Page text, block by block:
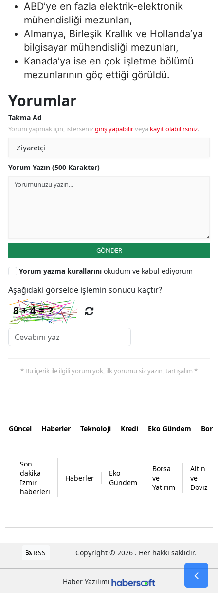
ABD’ye en fazla elektrik-elektronik
mühendisliği mezunları,
Almanya, Birleşik Krallık ve Hollanda’ya
bilgisayar mühendisliği mezunları,
Kanada’ya ise en çok işletme bölümü
mezunlarının göç ettiği görüldü.
Yorumlar
Takma Ad
Yorum yapmak için, istersenizgiriş yapabilirveya kayıt olabilirsiniz.
Yorum Yazın (500 Karakter)
GÖNDER
Yorum yazma kurallarını okudum ve kabul ediyorum
Aşağıdaki görselde işlemin sonucu kaçtır?
* Bu içerik ile ilgili yorum yok, ilk yorumu siz yazın, tartışalım *
Güncel Haberler Teknoloji Kredi Eko Gündem
Son
dakika
İzmir
haberleri
Haberler
Eko
Gündem
Borsa
ve
Yatırım
Altın
ve
Döviz
RSS Copyright © 2026 . Her hakkı saklıdır.
Haber Yazılımı